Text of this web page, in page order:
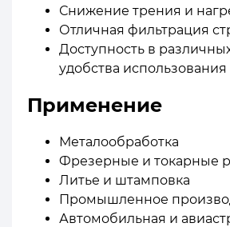
Снижение трения и
Отличная фильтрация
Доступность в
удобства использования
Применение
Металообработка
Фрезерные и токарные
Литье и штамповка
Промышленное
Автомобильная и